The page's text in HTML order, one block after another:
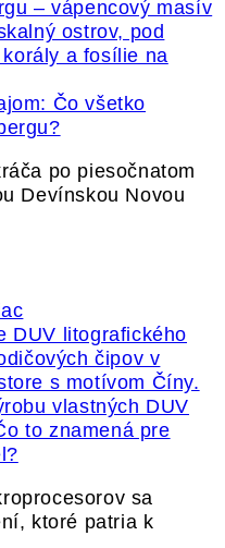
Čo všetko
po piesočnatom
Devínskou Novou
vlastných DUV
to znamená pre
sa
ktoré patria k